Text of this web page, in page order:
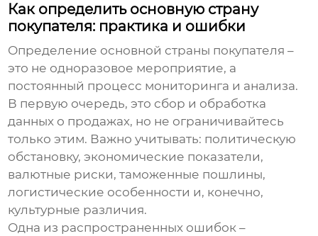
Как определить основную страну
покупателя: практика и ошибки
Определение основной страны покупателя –
это не одноразовое мероприятие, а
постоянный процесс мониторинга и анализа.
В первую очередь, это сбор и обработка
данных о продажах, но не ограничивайтесь
только этим. Важно учитывать: политическую
обстановку, экономические показатели,
валютные риски, таможенные пошлины,
логистические особенности и, конечно,
культурные различия.
Одна из распространенных ошибок –